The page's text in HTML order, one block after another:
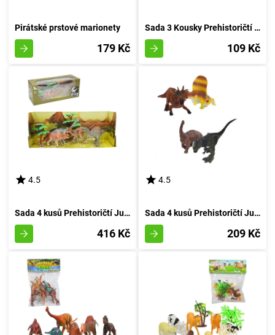
Pirátské prstové marionety
179 Kč
Sada 3 Kousky Prehistoričtí Jurská Bestie
109 Kč
4.5
Sada 4 kusů Prehistoričtí Jurská Bestie
416 Kč
4.5
Sada 4 kusů Prehistoričtí Jurská Doba
209 Kč